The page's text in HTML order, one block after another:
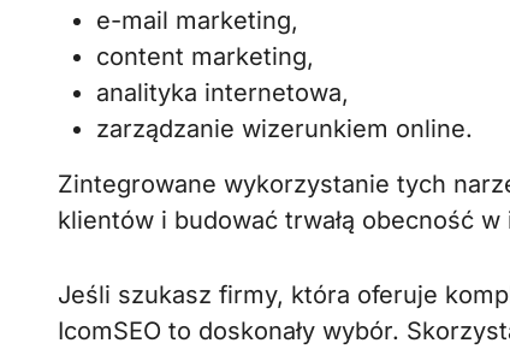
e-mail marketing,
content marketing,
analityka internetowa,
zarządzanie wizerunkiem online.
Zintegrowane wykorzystanie tych
klientów i budować trwałą obecność
Jeśli szukasz firmy, która oferuje
IcomSEO to doskonały wybór.